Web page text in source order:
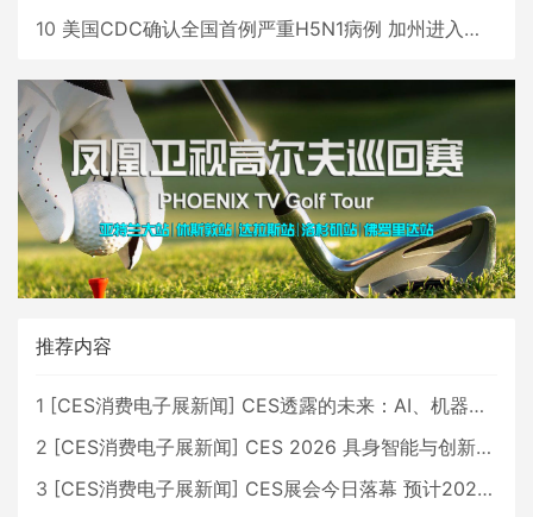
10 美国CDC确认全国首例严重H5N1病例 加州进入紧急状态
推荐内容
1 [CES消费电子展新闻] CES透露的未来：AI、机器人与智能生活大爆发
2 [CES消费电子展新闻] CES 2026 具身智能与创新领域 中国公司大放异彩
3 [CES消费电子展新闻] CES展会今日落幕 预计2026行业收入将超五千亿美元